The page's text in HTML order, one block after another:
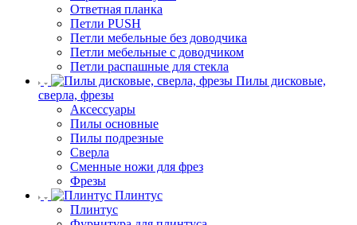
Ответная планка
Петли PUSH
Петли мебельные без доводчика
Петли мебельные с доводчиком
Петли распашные для стекла
Пилы дисковые,
сверла, фрезы
Аксессуары
Пилы основные
Пилы подрезные
Сверла
Сменные ножи для фрез
Фрезы
Плинтус
Плинтус